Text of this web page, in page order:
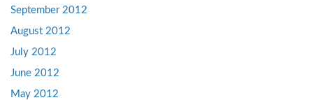
September 2012
August 2012
July 2012
June 2012
May 2012